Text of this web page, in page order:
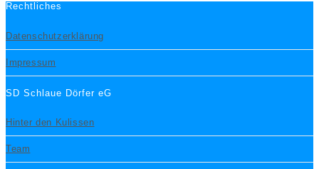
Rechtliches
Datenschutzerklärung
Impressum
SD Schlaue Dörfer eG
Hinter den Kulissen
Team